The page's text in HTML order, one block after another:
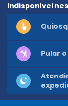
Indisponível
Pular